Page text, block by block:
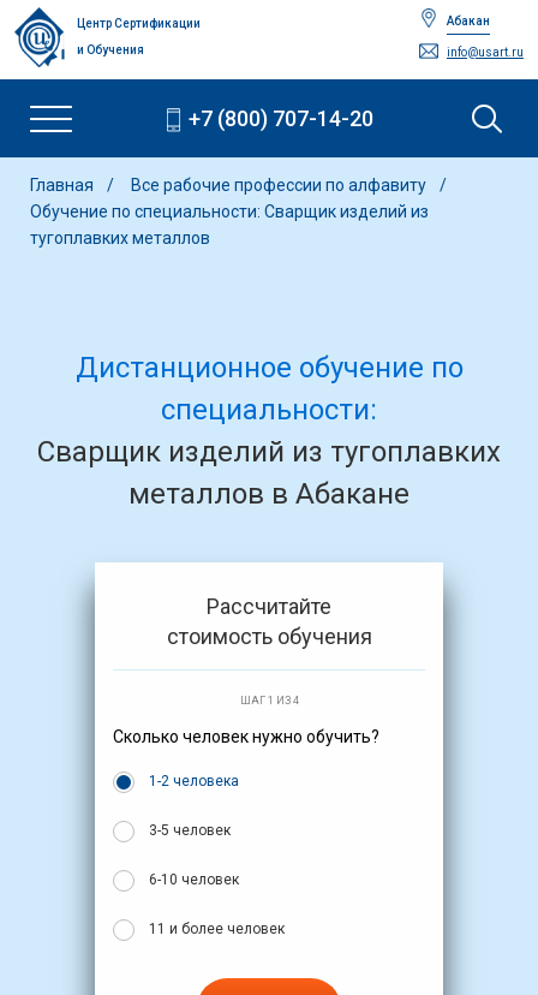
Центр Сертификации
и Обучения
Абакан
info@usart.ru
+7 (800) 707-14-20
Главная
Все рабочие профессии по алфавиту
Обучение по специальности: Сварщик изделий из
тугоплавких металлов
Дистанционное обучение по
специальности:
Сварщик изделий из тугоплавких
металлов в Абакане
Рассчитайте
стоимость обучения
ШАГ 1 ИЗ 4
Сколько человек нужно обучить?
1-2 человека
3-5 человек
6-10 человек
11 и более человек